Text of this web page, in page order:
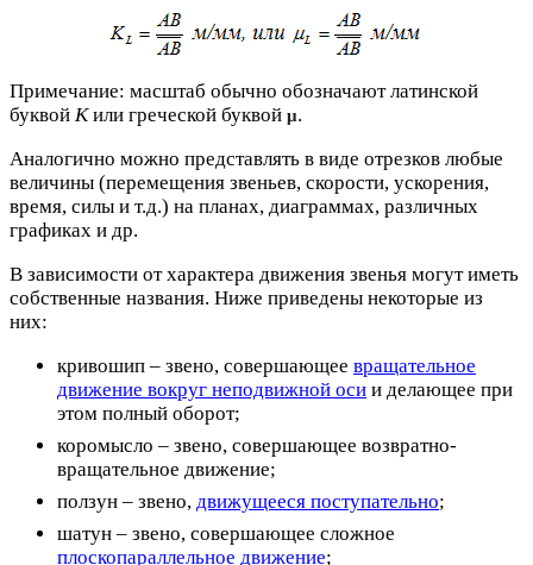
Примечание: масштаб обычно обозначают латинской
буквой Kили греческой буквой μ.
Аналогично можно представлять в виде отрезков любые
величины (перемещения звеньев, скорости, ускорения,
время, силы и т.д.) на планах, диаграммах, различных
графиках и др.
В зависимости от характера движения звенья могут иметь
собственные названия. Ниже приведены некоторые из
них:
кривошип – звено, совершающее вращательное
движение вокруг неподвижной оси и делающее при
этом полный оборот;
коромысло – звено, совершающее возвратно-
вращательное движение;
ползун – звено, движущееся поступательно;
шатун – звено, совершающее сложное
плоскопараллельное движение;